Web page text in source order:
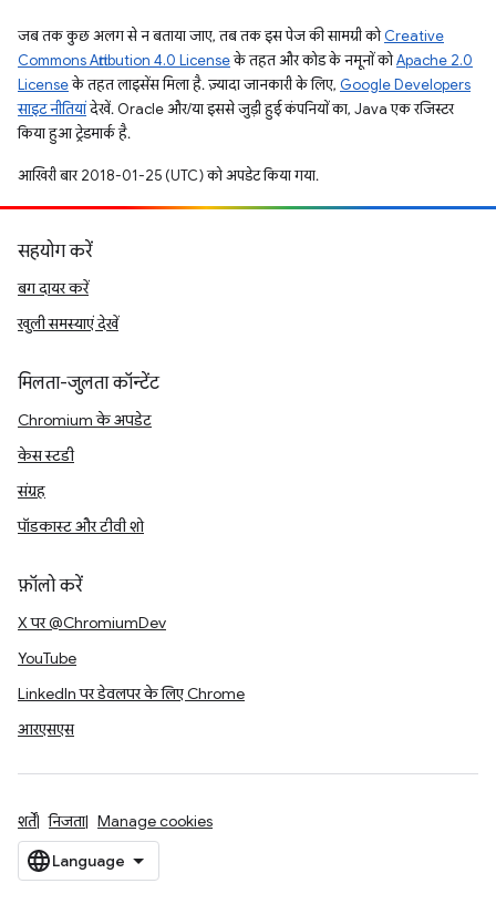
जब तक कुछ अलग से न बताया जाए, तब तक इस पेज की सामग्री कोCreative
Commons Attribution 4.0 Licenseके तहत और कोड के नमूनों कोApache 2.0
Licenseके तहत लाइसेंस मिला है. ज़्यादा जानकारी के लिए, Google Developers
साइट नीतियांदेखें. Oracle और/या इससे जुड़ी हुई कंपनियों का, Java एक रजिस्टर
किया हुआ ट्रेडमार्क है.
आखिरी बार 2018-01-25 (UTC) को अपडेट किया गया.
सहयोग करें
बग दायर करें
खुली समस्याएं देखें
मिलता-जुलता कॉन्टेंट
Chromium के अपडेट
केस स्टडी
संग्रह
पॉडकास्ट और टीवी शो
फ़ॉलो करें
X पर @ChromiumDev
YouTube
LinkedIn पर डेवलपर के लिए Chrome
आरएसएस
शर्तें निजता Manage cookies